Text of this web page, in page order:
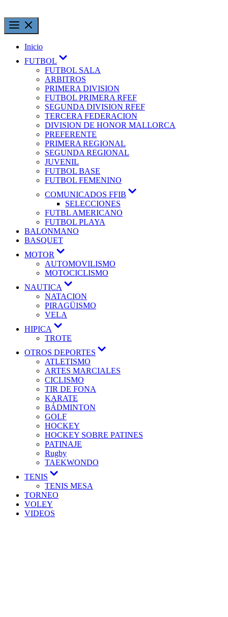
Inicio
FUTBOL
FUTBOL SALA
ARBITROS
PRIMERA DIVISION
FUTBOL PRIMERA RFEF
SEGUNDA DIVISION RFEF
TERCERA FEDERACION
DIVISION DE HONOR MALLORCA
PREFERENTE
PRIMERA REGIONAL
SEGUNDA REGIONAL
JUVENIL
FUTBOL BASE
FUTBOL FEMENINO
COMUNICADOS FFIB
SELECCIONES
FUTBL AMERICANO
FUTBOL PLAYA
BALONMANO
BASQUET
MOTOR
AUTOMOVILISMO
MOTOCICLISMO
NAUTICA
NATACION
PIRAGÜISMO
VELA
HIPICA
TROTE
OTROS DEPORTES
ATLETISMO
ARTES MARCIALES
CICLISMO
TIR DE FONA
KARATE
BÁDMINTON
GOLF
HOCKEY
HOCKEY SOBRE PATINES
PATINAJE
Rugby
TAEKWONDO
TENIS
TENIS MESA
TORNEO
VOLEY
VIDEOS